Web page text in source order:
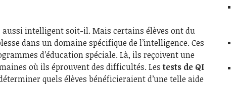
aussi intelligent soit-il. Mais certains élèves ont du
dans un domaine spécifique de l’intelligence. Ces
d’éducation spéciale. Là, ils reçoivent une
où ils éprouvent des difficultés. Lestests de QI
quels élèves bénéficieraient d’une telle aide